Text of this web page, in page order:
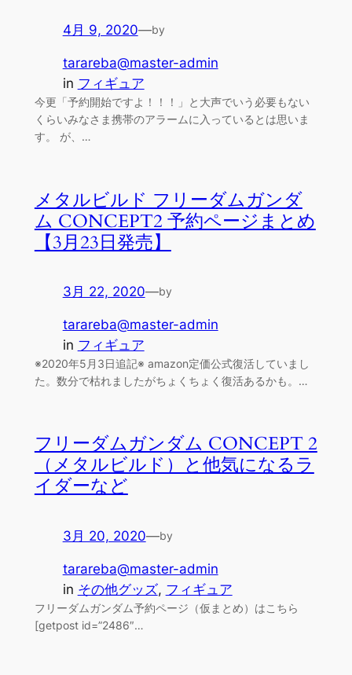
4月 9, 2020—by
tarareba@master-admin
in フィギュア
今更「予約開始ですよ！！！」と大声でいう必要もない
くらいみなさま携帯のアラームに入っているとは思いま
す。 が、…
メタルビルド フリーダムガンダ
ム CONCEPT2 予約ページまとめ
【3月23日発売】
3月 22, 2020—by
tarareba@master-admin
in フィギュア
※2020年5月3日追記※ amazon定価公式復活していまし
た。数分で枯れましたがちょくちょく復活あるかも。…
フリーダムガンダム CONCEPT 2
（メタルビルド）と他気になるラ
イダーなど
3月 20, 2020—by
tarareba@master-admin
in その他グッズ, フィギュア
フリーダムガンダム予約ページ（仮まとめ）はこちら
[getpost id=”2486″…